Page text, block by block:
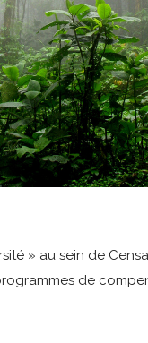
» au sein de
de